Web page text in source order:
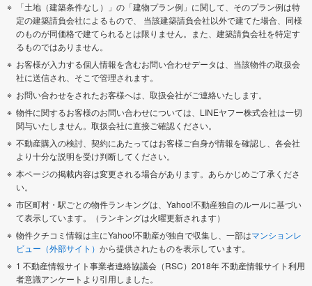
「土地（建築条件なし）」の「建物プラン例」に関して、そのプラン例は特
定の建築請負会社によるもので、 当該建築請負会社以外で建てた場合、同様
のものが同価格で建てられるとは限りません。また、建築請負会社を特定す
るものではありません。
お客様が入力する個人情報を含むお問い合わせデータは、当該物件の取扱会
社に送信され、そこで管理されます。
お問い合わせをされたお客様へは、取扱会社がご連絡いたします。
物件に関するお客様のお問い合わせについては、LINEヤフー株式会社は一切
関与いたしません。取扱会社に直接ご確認ください。
不動産購入の検討、契約にあたってはお客様ご自身が情報を確認し、各会社
より十分な説明を受け判断してください。
本ページの掲載内容は変更される場合があります。あらかじめご了承くださ
い。
市区町村・駅ごとの物件ランキングは、Yahoo!不動産独自のルールに基づい
て表示しています。（ランキングは火曜更新されます）
物件クチコミ情報は主にYahoo!不動産が独自で収集し、一部はマンションレ
ビュー（外部サイト） から提供されたものを表示しています。
1 不動産情報サイト事業者連絡協議会（RSC）2018年 不動産情報サイト利用
者意識アンケートより引用しました。